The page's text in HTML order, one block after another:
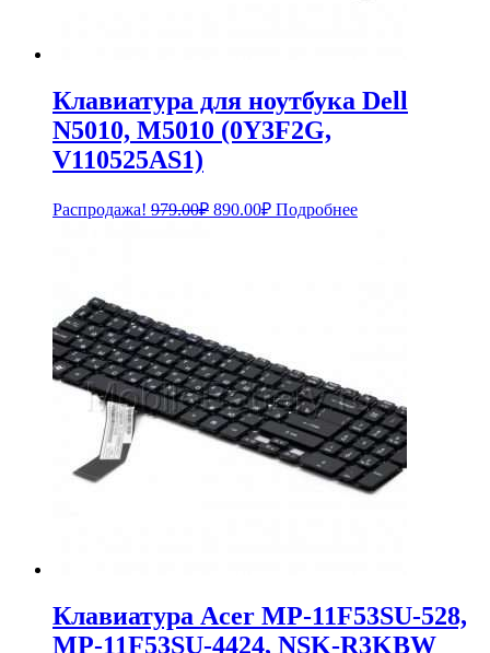
Клавиатура для ноутбука Dell
N5010, M5010 (0Y3F2G,
V110525AS1)
Распродажа! 979.00₽ Первоначальная
890.00₽Текущая
цена:
Подробнее
Клавиатура Acer MP-11F53SU-528,
MP-11F53SU-4424, NSK-R3KBW